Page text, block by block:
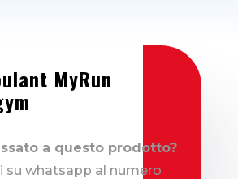
MyRun
a questo prodotto?
su whatsapp al numero